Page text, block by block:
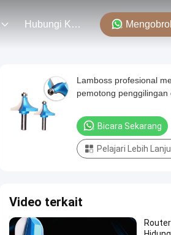
Hubungi Kami Mengobrol
Lamboss profesional
pemotong penggilingan
Bicara Sekarang
Pelajari Lebih
Video terkait